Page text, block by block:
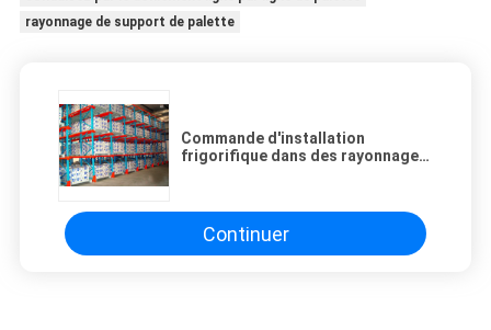
rayonnage de support de palette
Commande d'installation
frigorifique dans des rayonnages
Continuer